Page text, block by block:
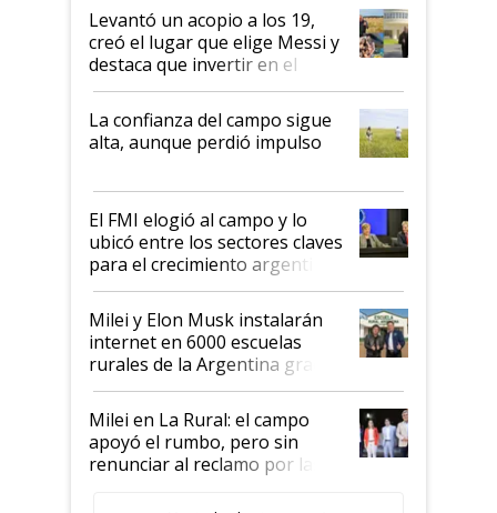
Levantó un acopio a los 19,
creó el lugar que elige Messi y
destaca que invertir en el
kirchnerismo era como "darle
plata a un hijo para droga":
Juan Félix Rossetti, el libertario
que de una dura crisis salió
de Milei
La confianza del campo sigue
alta, aunque perdió impulso
El FMI elogió al campo y lo
ubicó entre los sectores claves
para el crecimiento argentino
Milei y Elon Musk instalarán
internet en 6000 escuelas
rurales de la Argentina gracias
a un acuerdo con Starlink
Milei en La Rural: el campo
apoyó el rumbo, pero sin
renunciar al reclamo por las